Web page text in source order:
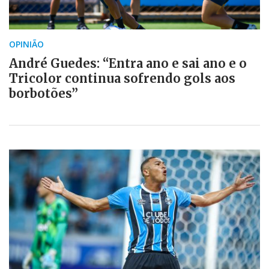
OPINIÃO
André Guedes: “Entra ano e sai ano e o
Tricolor continua sofrendo gols aos
borbotões”